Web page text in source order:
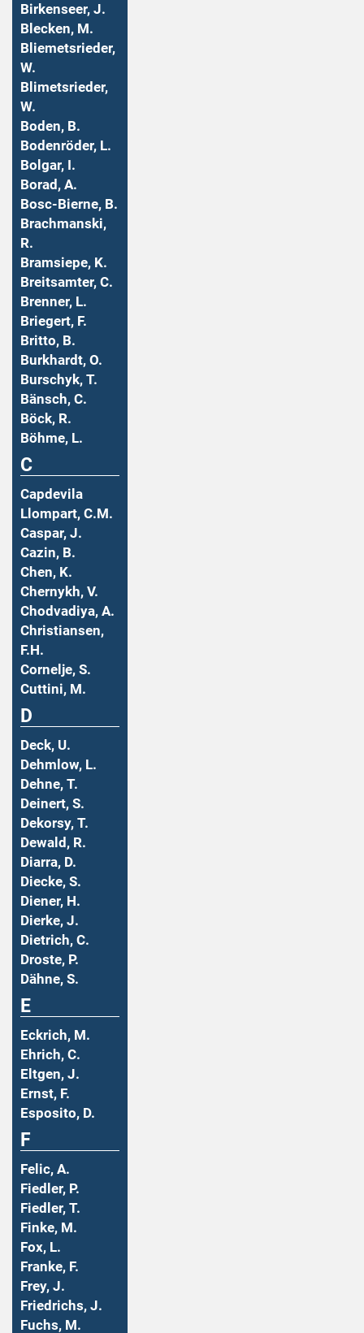
Birkenseer, J.
Blecken, M.
Bliemetsrieder,
W.
Blimetsrieder,
W.
Boden, B.
Bodenröder, L.
Bolgar, I.
Borad, A.
Bosc-Bierne, B.
Brachmanski,
R.
Bramsiepe, K.
Breitsamter, C.
Brenner, L.
Briegert, F.
Britto, B.
Burkhardt, O.
Burschyk, T.
Bänsch, C.
Böck, R.
Böhme, L.
C
Capdevila
Llompart, C.M.
Caspar, J.
Cazin, B.
Chen, K.
Chernykh, V.
Chodvadiya, A.
Christiansen,
F.H.
Cornelje, S.
Cuttini, M.
D
Deck, U.
Dehmlow, L.
Dehne, T.
Deinert, S.
Dekorsy, T.
Dewald, R.
Diarra, D.
Diecke, S.
Diener, H.
Dierke, J.
Dietrich, C.
Droste, P.
Dähne, S.
E
Eckrich, M.
Ehrich, C.
Eltgen, J.
Ernst, F.
Esposito, D.
F
Felic, A.
Fiedler, P.
Fiedler, T.
Finke, M.
Fox, L.
Franke, F.
Frey, J.
Friedrichs, J.
Fuchs, M.